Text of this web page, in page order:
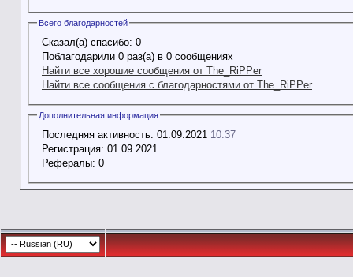
Всего благодарностей
Сказал(а) спасибо: 0
Поблагодарили 0 раз(а) в 0 сообщениях
Найти все хорошие сообщения от The_RiPPer
Найти все сообщения с благодарностями от The_RiPPer
Дополнительная информация
Последняя активность: 01.09.2021 10:37
Регистрация: 01.09.2021
Рефералы: 0